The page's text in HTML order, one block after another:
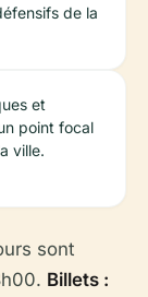
de la
et
point focal
ville.
sont
Billets :